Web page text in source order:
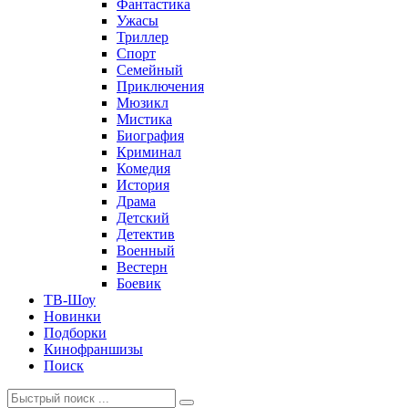
Фантастика
Ужасы
Триллер
Спорт
Семейный
Приключения
Мюзикл
Мистика
Биография
Криминал
Комедия
История
Драма
Детский
Детектив
Военный
Вестерн
Боевик
ТВ-Шоу
Новинки
Подборки
Кинофраншизы
Поиск